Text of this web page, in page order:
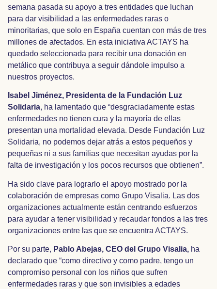
semana pasada su apoyo a tres entidades que luchan
para dar visibilidad a las enfermedades raras o
minoritarias, que solo en España cuentan con más de tres
millones de afectados. En esta iniciativa ACTAYS ha
quedado seleccionada para recibir una donación en
metálico que contribuya a seguir dándole impulso a
nuestros proyectos.
Isabel Jiménez, Presidenta de la Fundación Luz
Solidaria, ha lamentado que “desgraciadamente estas
enfermedades no tienen cura y la mayoría de ellas
presentan una mortalidad elevada. Desde Fundación Luz
Solidaria, no podemos dejar atrás a estos pequeños y
pequeñas ni a sus familias que necesitan ayudas por la
falta de investigación y los pocos recursos que obtienen”.
Ha sido clave para lograrlo el apoyo mostrado por la
colaboración de empresas como Grupo Visalia. Las dos
organizaciones actualmente están centrando esfuerzos
para ayudar a tener visibilidad y recaudar fondos a las tres
organizaciones entre las que se encuentra ACTAYS.
Por su parte, Pablo Abejas, CEO del Grupo Visalia, ha
declarado que “como directivo y como padre, tengo un
compromiso personal con los niños que sufren
enfermedades raras y que son invisibles a edades